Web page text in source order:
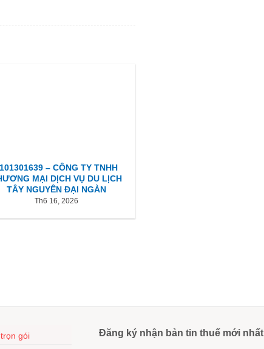
– CÔNG TY TNHH
MẠI DỊCH VỤ DU LỊCH
TÂY NGUYÊN ĐẠI NGÀN
Th6 16, 2026
gói Đăng ký nhận bản tin thuế mới nhất